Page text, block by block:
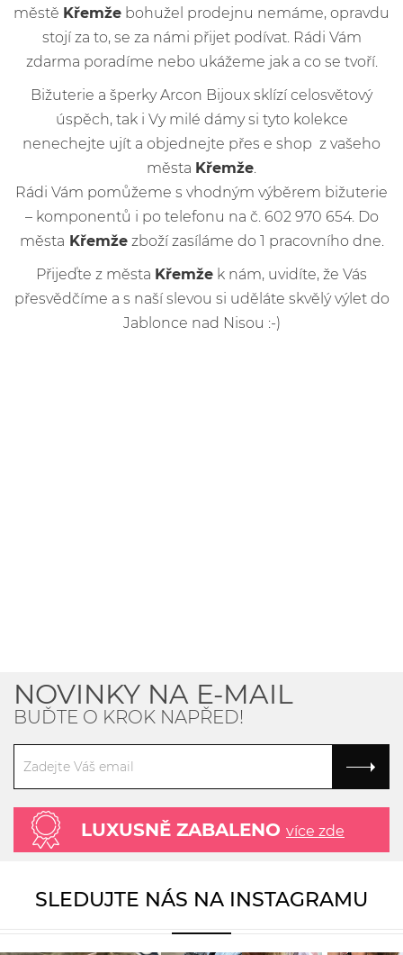
městě Křemže bohužel prodejnu nemáme, opravdu
stojí za to, se za námi přijet podívat. Rádi Vám
zdarma poradíme nebo ukážeme jak a co se tvoří.
Bižuterie a šperky Arcon Bijoux sklízí celosvětový
úspěch, tak i Vy milé dámy si tyto kolekce
nenechejte ujít a objednejte přes e shop z vašeho
města Křemže
Rádi Vám pomůžeme s vhodným výběrem bižuterie
– komponentů i po telefonu na č. 602 970 654. Do
města Křemžezboží zasíláme do 1 pracovního dne.
Přijeďte z města Křemže k nám, uvidíte, že Vás
přesvědčíme a s naší slevou si uděláte skvělý výlet do
Jablonce nad Nisou :-)
NOVINKY NA E-MAIL
BUĎTE O KROK NAPŘED!
LUXUSNĚ ZABALENO více zde
SLEDUJTE NÁS NA INSTAGRAMU